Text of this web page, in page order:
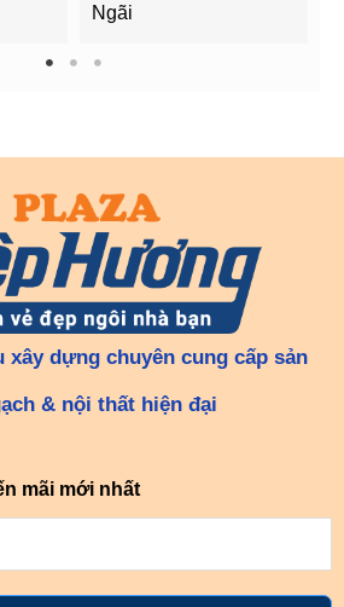
Ngãi
1 2 3
xây dựng chuyên cung cấp sản
& nội thất hiện đại
mãi mới nhất